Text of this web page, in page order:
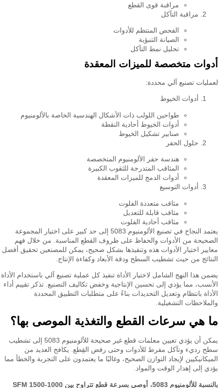
مراقبة قوى القطع
مراقبة التآكل
الفحص المنتظم للأدوات
الصيانة التنبؤية
تحليل نمط التآكل
أدوات متخصصة للميزات المعقدة
لعمليات تصنيع آلي محددة:
أدوات الخيوط
طواحين اللولب ذات الأشكال الهندسية الخاصة بالألومنيوم
أدوات الخيوط أحادية النقطة
صنابير تشكيل الخيوط
حلول الحفر
هندسة حفر الألومنيوم المتخصصة
المثاقب المتدرجة للثقوب الكبيرة
أدوات الدمج للميزات المعقدة
أدوات التوسيع
مثاقب متعددة الفلوت
مثاقب قابلة للتعديل
مثاقب أحادية الفلوت
يعتمد النجاح في تصنيع الألومنيوم 5083 إلى حد كبير على اختيار المجموعة
الصحيحة من الأدوات والحفاظ على ظروف القطع المناسبة. من خلال فهم
معايير اختيار الأدوات هذه وتنفيذها بشكل صحيح، يمكن للمصنعين تحقيق أفضل
النتائج من حيث تشطيب السطح ودقة الأبعاد وكفاءة الإنتاج.
يضمن هذا النهج الشامل لاختيار الأداة تنفيذ كل عملية تصنيع آلي باستخدام الأداة
الأنسب، مما يؤدي إلى تحسين الإنتاجية وخفض تكاليف التصنيع. تذكر تقييم أداء
الأداة بانتظام وتعديل التحديدات بناءً على متطلبات التطبيق المحددة
والملاحظات التشغيلية.
ما هي سرعات القطع والتغذية الموصى بها؟
يمكن أن يؤدي تعيين معلمات قطع غير صحيحة للألومنيوم 5083 إلى تشطيب
سطح رديء وتآكل مفرط للأدوات وحتى رفض القِطع. يكافح العديد من
الميكانيكيين لإيجاد التوازن الصحيح، وغالبًا ما يعتمدون على التجربة والخطأ مما
يؤدي إلى إهدار الوقت والمواد.
بالنسبة للألومنيوم 5083، أوصي بسرعة قطع تتراوح بين 1000-1500 SFM